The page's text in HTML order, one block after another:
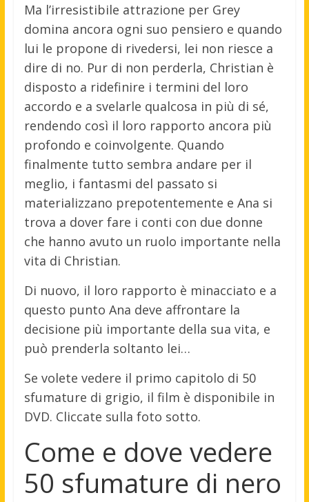
Ma l’irresistibile attrazione per Grey
domina ancora ogni suo pensiero e quando
lui le propone di rivedersi, lei non riesce a
dire di no. Pur di non perderla, Christian è
disposto a ridefinire i termini del loro
accordo e a svelarle qualcosa in più di sé,
rendendo così il loro rapporto ancora più
profondo e coinvolgente. Quando
finalmente tutto sembra andare per il
meglio, i fantasmi del passato si
materializzano prepotentemente e Ana si
trova a dover fare i conti con due donne
che hanno avuto un ruolo importante nella
vita di Christian.
Di nuovo, il loro rapporto è minacciato e a
questo punto Ana deve affrontare la
decisione più importante della sua vita, e
può prenderla soltanto lei…
Se volete vedere il primo capitolo di 50
sfumature di grigio, il film è disponibile in
DVD. Cliccate sulla foto sotto.
Come e dove vedere
50 sfumature di nero